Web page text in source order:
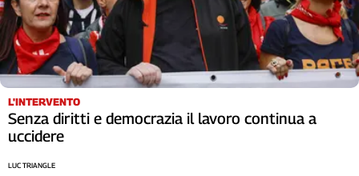
Archivio
Storico
1955-
2014
L'INTERVENTO
Senza diritti e democrazia il lavoro continua a
uccidere
LUC TRIANGLE